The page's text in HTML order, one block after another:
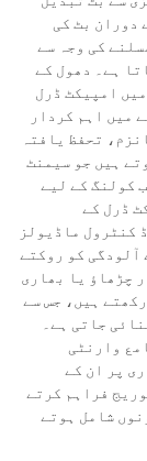
دوران بٹ کی
کی وجہ سے
ہے۔ دھول کے
امپیکٹ ڈرل
میں اہم کردار
تحفظ یافتہ
ہیں جو سیمنٹ
کولنگ کے لیے
ڈرل کے
کنٹرول ماڈیولز
آلودگی کو روکتے
چڑھاؤ یا بھاری
ہیں، جس سے
جاتی ہے۔
وارنٹی
پر ان کے
فراہم کرتے
شامل ہوتے